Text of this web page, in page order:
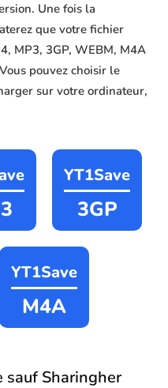
Une fois la
que votre fichier
MP3, 3GP, WEBM, M4A
pouvez choisir le
sur votre ordinateur,
YT1Save
3GP
YT1Save
M4A
sauf Sharingher